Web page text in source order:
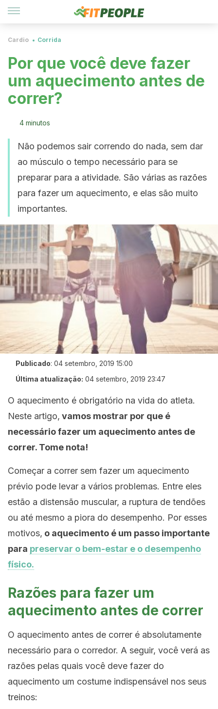
Cardio Corrida
Por que você deve fazer
um aquecimento antes de
correr?
4 minutos
Não podemos sair correndo do nada, sem dar
ao músculo o tempo necessário para se
preparar para a atividade. São várias as razões
para fazer um aquecimento, e elas são muito
importantes.
Publicado: 04 setembro, 2019 15:00
Última atualização: 04 setembro, 2019 23:47
O aquecimento é obrigatório na vida do atleta.
Neste artigo, vamos mostrar por que é
necessário fazer um aquecimento antes de
correr. Tome nota!
Começar a correr sem fazer um aquecimento
prévio pode levar a vários problemas. Entre eles
estão a distensão muscular, a ruptura de tendões
ou até mesmo a piora do desempenho. Por esses
motivos, o aquecimento é um passo importante
para preservar o bem-estar e o desempenho
físico.
Razões para fazer um
aquecimento antes de correr
O aquecimento antes de correr é absolutamente
necessário para o corredor. A seguir, você verá as
razões pelas quais você deve fazer do
aquecimento um costume indispensável nos seus
treinos: